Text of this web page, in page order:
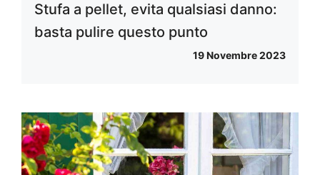
Stufa a pellet, evita qualsiasi danno:
basta pulire questo punto
19 Novembre 2023